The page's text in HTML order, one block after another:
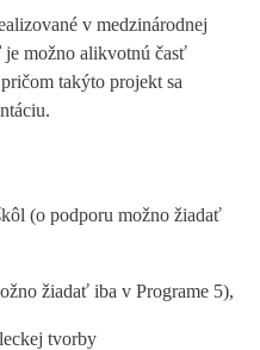
v medzinárodnej
možno alikvotnú časť
takýto projekt sa
(o podporu možno žiadať
žiadať iba v Programe 5),
tvorby